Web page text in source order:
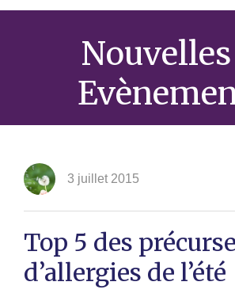
3 juillet 2015
Top 5 des
d’allergies de l’été